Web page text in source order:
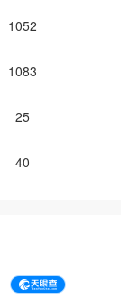
1052
1083
25
40